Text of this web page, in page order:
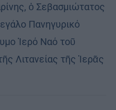
ὁ Σεβασμιώτατος
Πανηγυρικό
Ἱερό Ναό τοῦ
Λιτανείας τῆς Ἱερᾶς